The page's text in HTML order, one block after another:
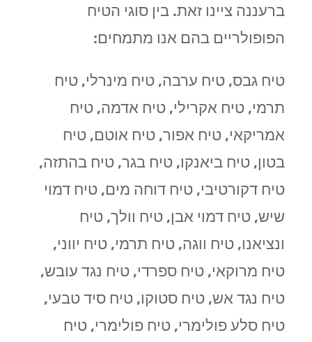
ברעננה ציינו זאת. בין סוגי הטיח
הפופולריים בהם אנו מתמחים:
טיח גבס, טיח ערבה, טיח מינרלי, טיח
תרמי, טיח אקרילי, טיח אדמה, טיח
אמריקאי, טיח אפור, טיח אוטם, טיח
בטון, טיח ביאנקו, טיח בגר, טיח בהתזה,
טיח דקורטיבי, טיח דוחה מים, טיח דמוי
שיש, טיח דמוי אבן, טיח וולך, טיח
ונציאנו, טיח ווגה, טיח תרמי, טיח יווני,
טיח מרוקאי, טיח ספרדי, טיח נגד עובש,
טיח נגד אש, טיח סטוקו, טיח סיד טבעי,
טיח סלע פולימרי, טיח פולימרי, טיח